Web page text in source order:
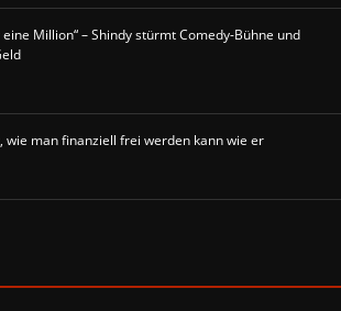
Million“ – Shindy stürmt Comedy-Bühne und
wie man finanziell frei werden kann wie er